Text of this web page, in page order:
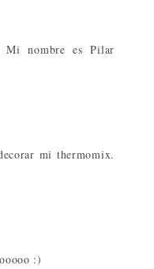
Mi nombre es Pilar
mi thermomix.
:)